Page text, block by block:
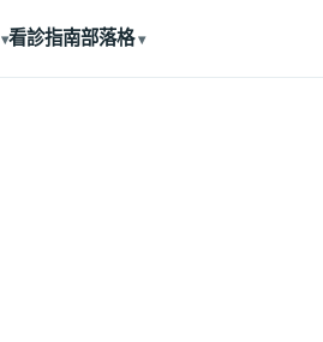
看診指南部落格